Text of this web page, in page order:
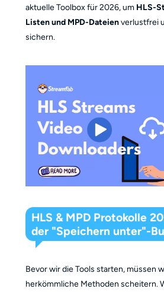
aktuelle Toolbox für 2026, um HLS-
Listen und MPD-Dateienverlustfrei
sichern.
HLS & MPD Protokolle
der "Speichern unter"-
Bevor wir die Tools starten, müssen
herkömmliche Methoden scheitern.